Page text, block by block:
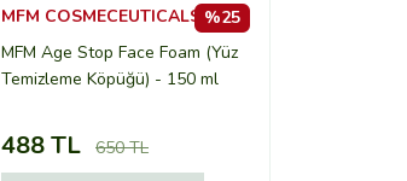
%25
MFM COSMECEUTICALS
MFM Age Stop Face Foam (Yüz
Temizleme Köpüğü) - 150 ml
488 TL
650 TL